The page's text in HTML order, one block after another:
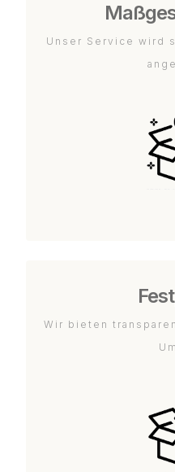
Unser Service wird
Wir bieten